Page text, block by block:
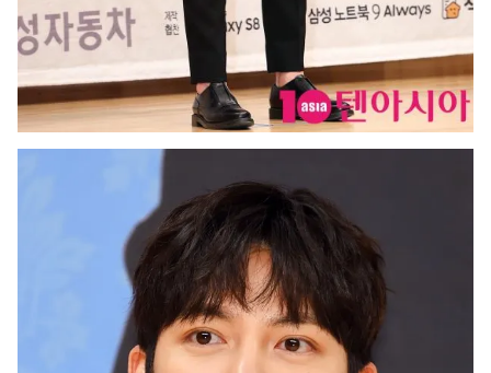
Cơ quan báo chí:
Thời báo VTV
Giấy phép hoạt động báo in và báo điện tử số 483/GP-BTTTT
cấp ngày 29/12/2023
Tổng Biên tập:Vũ Thanh Thủy
Phó Tổng Biên tập:Nguyễn Thị Mỹ Hạnh, Phạm Quốc Thắng,
Nguyễn Trọng Ninh
024.38 355 931 - 024.38 355 932
Ðiện thoại Thời báo VTV: 024.66 897 897
toasoan@vtv.vn
Liên hệ quảng cáo: 024-7300.7108